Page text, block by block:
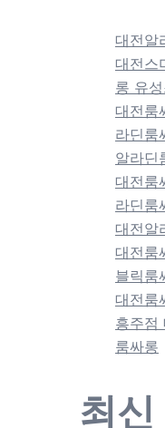
대전알
대전스
롱 유
대전룸
라딘룸
알라딘
대전룸
라딘룸
대전알
대전룸
블릭룸
대전룸
흥주점
룸싸롱
최